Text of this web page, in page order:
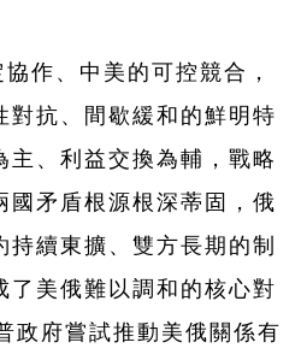
作、中美的可控競合，
對抗、間歇緩和的鮮明特
主、利益交換為輔，戰略
國矛盾根源根深蒂固，俄
續東擴、雙方長期的制
了美俄難以調和的核心對
政府嘗試推動美俄關係有